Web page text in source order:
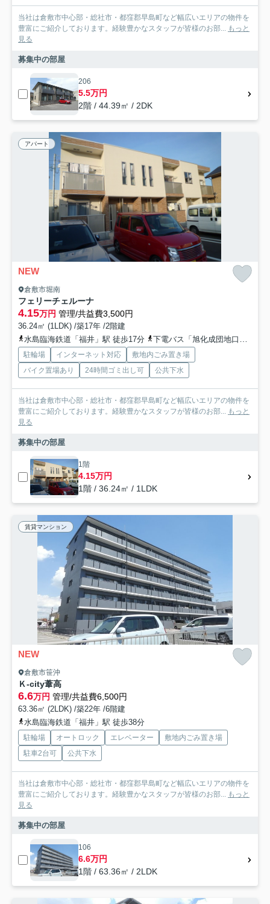
当社は倉敷市中心部・総社市・都窪郡早島町など幅広いエリアの物件を
豊富にご紹介しております。経験豊かなスタッフが皆様のお部... もっと
見る
募集中の部屋
206
5.5万円
2階 / 44.39㎡ / 2DK
アパート
NEW
倉敷市堀南
フェリーチェルーナ
4.15万円 管理/共益費3,500円
36.24㎡ (1LDK) /築17年 /2階建
水島臨海鉄道「福井」駅 徒歩17分
下電バス「旭化成団地口」バス停下車 徒歩9分
駐輪場 インターネット対応
敷地内ごみ置き場
バイク置場あり
24時間ゴミ出し可 公共下水
当社は倉敷市中心部・総社市・都窪郡早島町など幅広いエリアの物件を
豊富にご紹介しております。経験豊かなスタッフが皆様のお部... もっと
見る
募集中の部屋
1階
4.15万円
1階 / 36.24㎡ / 1LDK
賃貸マンション
NEW
倉敷市笹沖
Ｋ-city葦高
6.6万円 管理/共益費6,500円
63.36㎡ (2LDK) /築22年 /6階建
水島臨海鉄道「福井」駅 徒歩38分
駐輪場 オートロック エレベーター
敷地内ごみ置き場
駐車2台可
公共下水
当社は倉敷市中心部・総社市・都窪郡早島町など幅広いエリアの物件を
豊富にご紹介しております。経験豊かなスタッフが皆様のお部... もっと
見る
募集中の部屋
106
6.6万円
1階 / 63.36㎡ / 2LDK